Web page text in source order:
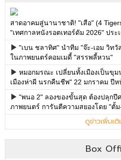
สาดอาคมสู่นานาชาติ! "เสือ" (4
"เทศกาลหนังรอตเทอร์ดัม 2026" ปร
"เบน ชลาทิศ" นำทีม "จ๊ะ-เอม วิทวั
ในภาพยนตร์คอมเมดี้ "สรรพลี้หวน"
หมอกมรณะ เปลี่ยนทั้งเมืองเป็นขุม
เมืองห่าผี นรกคืนชีพ" 22 มกราคม ปีห
"พนอ 2" ลองของขั้นสุด ต้องปลุกปี
ภาพยนตร์ การันตีความสยองโดย "ตั้
ดูข่าวเพิ่มเติ
Box